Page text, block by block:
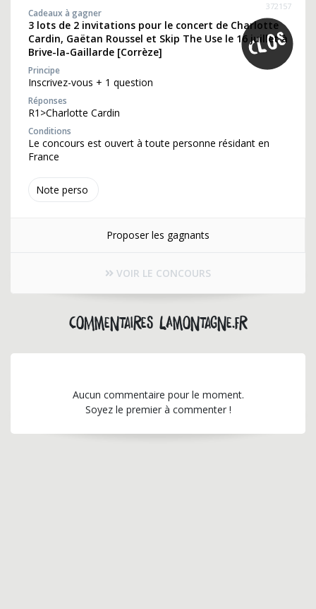
Note perso
372157
Cadeaux à gagner
3 lots de 2 invitations pour le concert de Charlotte
Cardin, Gaëtan Roussel et Skip The Use le 16 juillet à
Brive-la-Gaillarde [Corrèze]
Principe
Inscrivez-vous + 1 question
Réponses
R1>Charlotte Cardin
Conditions
Le concours est ouvert à toute personne résidant en
France
Proposer les gagnants
VOIR LE CONCOURS
Commentaires lamontagne.fr
Aucun commentaire pour le moment.
Soyez le premier à commenter !